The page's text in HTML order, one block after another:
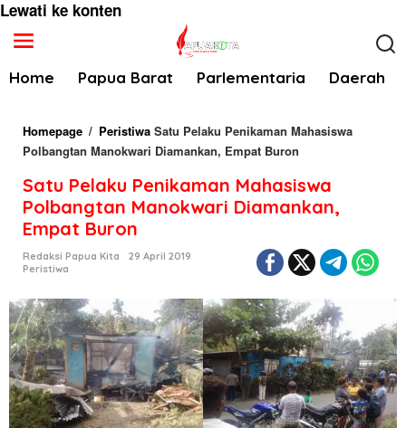
Lewati ke konten
Home Papua Barat Parlementaria Daerah
Homepage / Peristiwa Satu Pelaku Penikaman Mahasiswa
Polbangtan Manokwari Diamankan, Empat Buron
Satu Pelaku Penikaman Mahasiswa
Polbangtan Manokwari Diamankan,
Empat Buron
Redaksi Papua Kita
29 April 2019
Peristiwa